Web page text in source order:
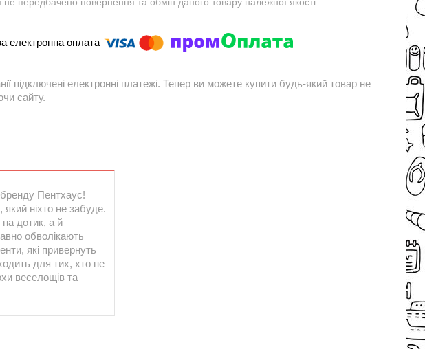
підключені електронні платежі. Тепер ви можете купити будь-який товар не
сайту.
Пентхаус!
ніхто не забуде.
на дотик, а й
обволікають
які привернуть
для тих, хто не
веселощів та